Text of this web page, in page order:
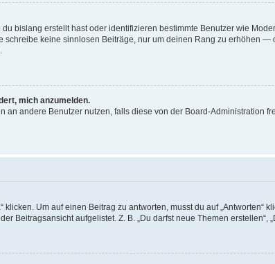
bislang erstellt hast oder identifizieren bestimmte Benutzer wie
keine sinnlosen Beiträge, nur um deinen Rang zu erhöhen
mich anzumelden.
andere Benutzer nutzen, falls diese von der Board-Administration
Um auf einen Beitrag zu antworten, musst du auf
Beitragsansicht aufgelistet. Z. B. „Du darfst neue Themen erstellen“,